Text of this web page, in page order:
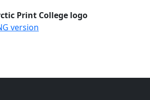
Print College logo
version